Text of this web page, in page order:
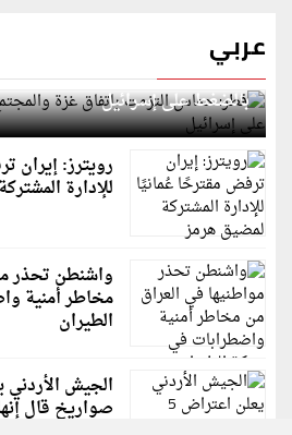
عربي
قطر: حماس التزمت باتفاق غزة
بالضغط على إسرائيل
رويترز: إيران
للإدارة
واشنطن تحذر
مخاطر أمنية
الطيران
صواريخ قال